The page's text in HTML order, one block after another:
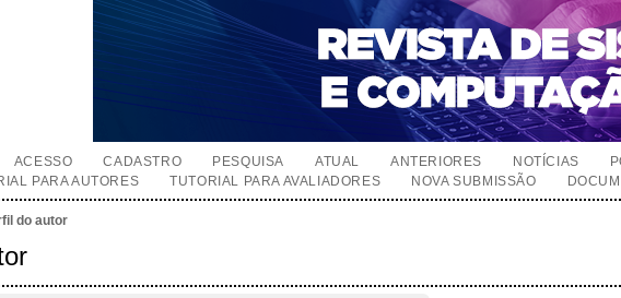
ACESSO CADASTRO PESQUISA ATUAL ANTERIORES NOTÍCIAS
PARA AUTORES TUTORIAL PARA AVALIADORES NOVA SUBMISSÃO
do autor